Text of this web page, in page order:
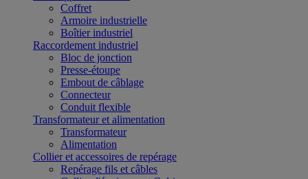
Coffret
Armoire industrielle
Boîtier industriel
Raccordement industriel
Bloc de jonction
Presse-étoupe
Embout de câblage
Connecteur
Conduit flexible
Transformateur et alimentation
Transformateur
Alimentation
Collier et accessoires de repérage
Repérage fils et câbles